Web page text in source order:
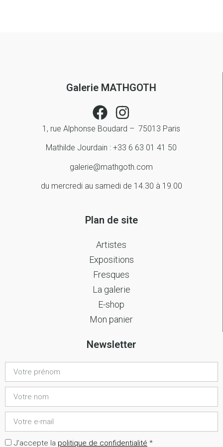
Galerie MATHGOTH
1, rue Alphonse Boudard – 75013 Paris
Mathilde Jourdain : +33 6 63 01 41 50
galerie@mathgoth.com
du mercredi au samedi de 14.30 à 19.00
Plan de site
Artistes
Expositions
Fresques
La galerie
E-shop
Mon panier
Newsletter
J'accepte la politique de confidentialité *